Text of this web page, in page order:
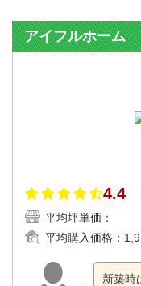
アイフルホーム
4.4
平均坪単価：
平均購入価格：
新築時